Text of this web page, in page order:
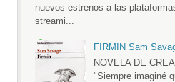
nuevos estrenos a las
streami...
FIRMIN Sam
NOVELA DE
"Siempre imaginé